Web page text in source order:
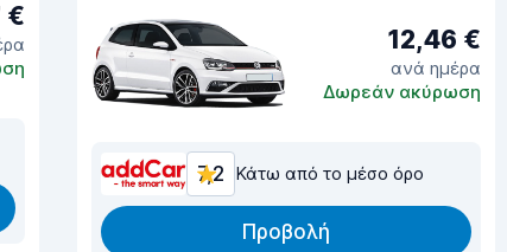
€
12,46 €
ανά ημέρα
Δωρεάν ακύρωση
7,2 Κάτω από το μέσο όρο
Προβολή